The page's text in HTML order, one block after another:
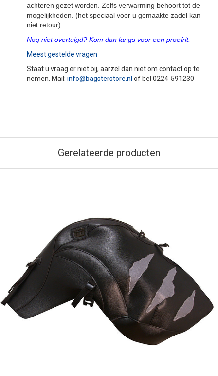
achteren gezet worden. Zelfs verwarming behoort tot de
mogelijkheden. (het speciaal voor u gemaakte zadel kan
niet retour)
Nog niet overtuigd? Kom dan langs voor een proefrit.
Meest gestelde vragen
Staat u vraag er niet bij, aarzel dan niet om contact op te
nemen. Mail: info@bagsterstore.nl of bel 0224-591230
Gerelateerde producten